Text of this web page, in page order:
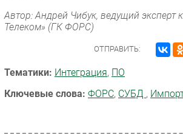
Автор: Андрей Чибук, ведущий
Телеком» (ГК ФОРС)
ОТПРАВИТЬ:
Тематики: Интеграция, ПО
Ключевые слова: ФОРС, СУБД ,